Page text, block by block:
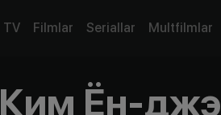
TV Filmlar Seriallar Multfilmlar
Ким Ён-джэ